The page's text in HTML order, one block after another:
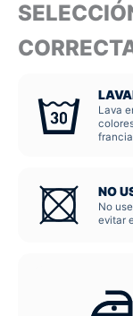
Lava
NO
No
evitar